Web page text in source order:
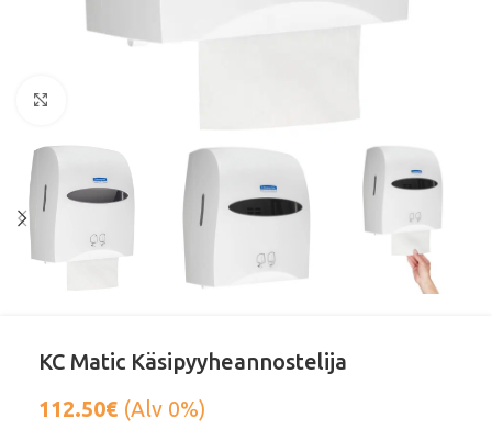
KC Matic Käsipyyheannostelija
112.50€ (Alv 0%)